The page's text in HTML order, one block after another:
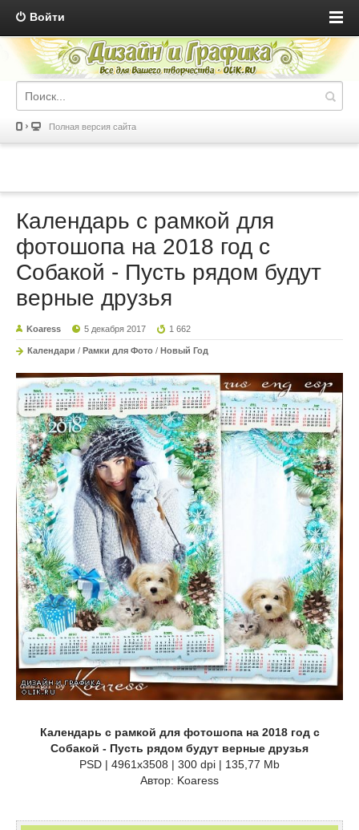
Войти
Полная версия сайта
Календарь с рамкой для
фотошопа на 2018 год с
Собакой - Пусть рядом будут
верные друзья
Koaress 5 декабря 2017 1 662
Календари / Рамки для Фото / Новый Год
Календарь с рамкой для фотошопа на 2018 год с
Собакой - Пусть рядом будут верные друзья
PSD | 4961x3508 | 300 dpi | 135,77 Mb
Автор: Koaress